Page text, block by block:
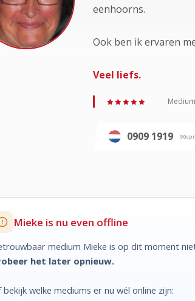
eenhoorns.
Ook ben ik ervaren
Veel liefs.
0909 1919
Mieke is nu even offline
medium Mieke is op dit moment
het later opnieuw.
bekijk welke mediums er nu wél online zijn: